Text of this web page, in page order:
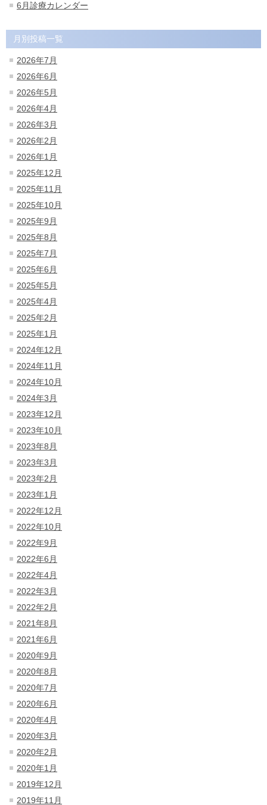
6月診療カレンダー
月別投稿一覧
2026年7月
2026年6月
2026年5月
2026年4月
2026年3月
2026年2月
2026年1月
2025年12月
2025年11月
2025年10月
2025年9月
2025年8月
2025年7月
2025年6月
2025年5月
2025年4月
2025年2月
2025年1月
2024年12月
2024年11月
2024年10月
2024年3月
2023年12月
2023年10月
2023年8月
2023年3月
2023年2月
2023年1月
2022年12月
2022年10月
2022年9月
2022年6月
2022年4月
2022年3月
2022年2月
2021年8月
2021年6月
2020年9月
2020年8月
2020年7月
2020年6月
2020年4月
2020年3月
2020年2月
2020年1月
2019年12月
2019年11月